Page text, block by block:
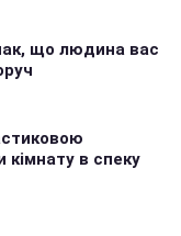
що людина вас
в спеку